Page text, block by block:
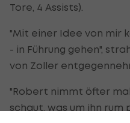
Tore, 4 Assists).
"Mit einer Idee von mir
- in Führung gehen",
von Zoller
"Robert nimmt öfter
schaut, was um ihn